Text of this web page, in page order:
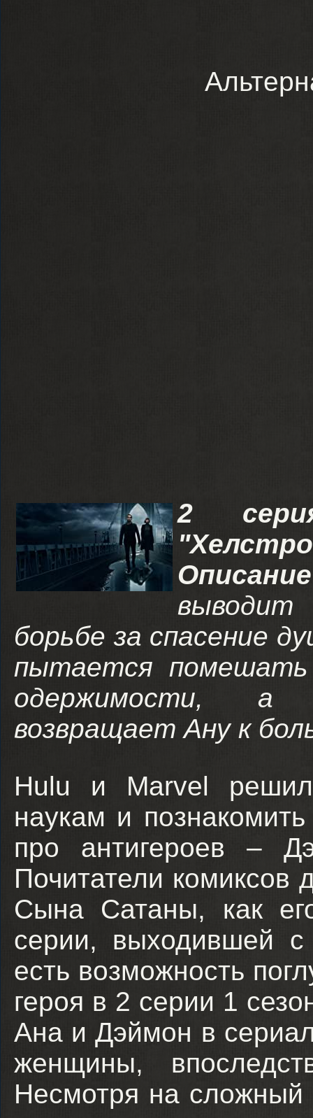
2
борьбе за спасение
пытается
одержимости, а
возвращает Ану к
Hulu и Marvel
наукам и
про антигероев –
Почитатели
Сына Сатаны, как
серии, выходившей
есть возможность
героя в 2 серии 1
Ана и Дэймон в
женщины,
Несмотря на сложный